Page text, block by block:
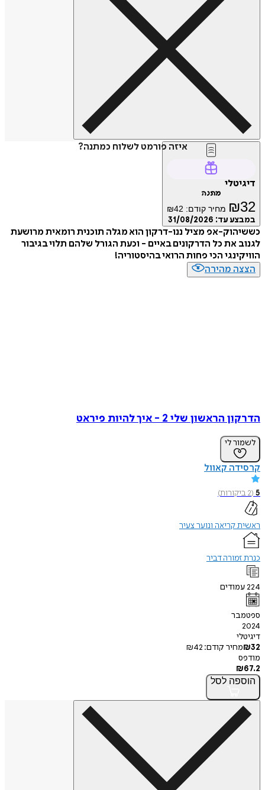
איזה פורמט לשלוח כמתנה?
דיגיטלי
מתנה
₪32 מחיר קודם: ₪42
במבצע עד: 31/08/2026
כששיהוק-אפ מציל ננו-דרקון הוא מגלה תוכנית רומאית מרושעת
לגנוב את כל הדרקונים באיים - וכעת הגורל שלהם תלוי בגיבור
הוויקינגי הכי פחות הרואי בהיסטוריה!
הצצה מהירה
הדרקון הראשון שלי 2 - איך להיות פיראט
לשמור לי
קרסידה קאוול
5
(
2ביקורות)
ראשית קריאה ונוער צעיר
כנרת זמורה דביר
224עמודים
ספטמבר
2024
דיגיטלי
₪32 מחיר קודם: ₪42
מודפס
₪67.2
הוספה לסל